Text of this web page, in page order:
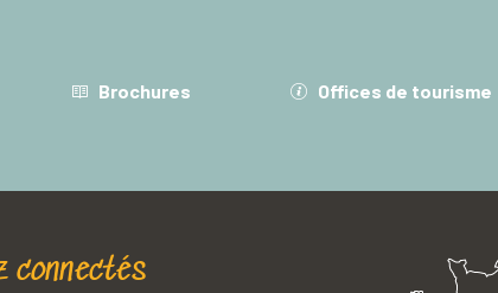
Brochures Offices de tourisme
connectés